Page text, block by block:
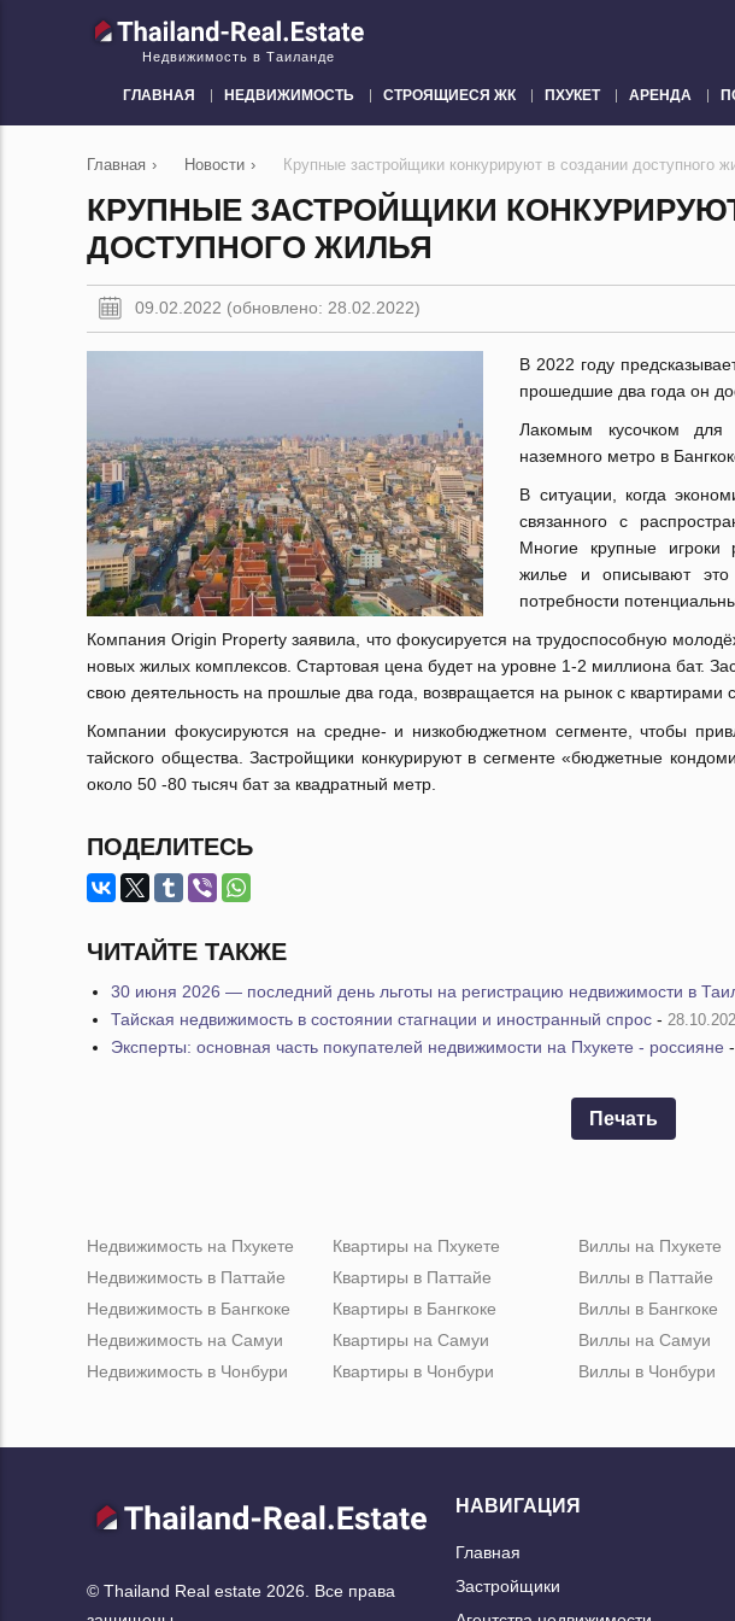
Недвижимость в Таиланде
ГЛАВНАЯ НЕДВИЖИМОСТЬ СТРОЯЩИЕСЯ ЖК ПХУКЕТ АРЕНДА
Главная › Новости › Крупные застройщики конкурируют в создании доступного
КРУПНЫЕ ЗАСТРОЙЩИКИ
ДОСТУПНОГО ЖИЛЬЯ
09.02.2022 (обновлено: 28.02.2022)
В 2022 году
прошедшие два года он
Лакомым кусочком для
наземного метро в
В ситуации, когда
связанного с
Многие крупные игроки
жилье и описывают
потребности
Компания Origin Property заявила, что фокусируется на трудоспособную
новых жилых комплексов. Стартовая цена будет на уровне 1-2 миллиона бат.
свою деятельность на прошлые два года, возвращается на рынок с квартирами
Компании фокусируются на средне- и низкобюджетном сегменте, чтобы
тайского общества. Застройщики конкурируют в сегменте «бюджетные
около 50 -80 тысяч бат за квадратный метр.
ПОДЕЛИТЕСЬ
ЧИТАЙТЕ ТАКЖЕ
30 июня 2026 — последний день льготы на регистрацию недвижимости в
Тайская недвижимость в состоянии стагнации и иностранный спрос -
Эксперты: основная часть покупателей недвижимости на Пхукете - россияне -
Печать
Недвижимость на Пхукете
Недвижимость в Паттайе
Недвижимость в Бангкоке
Недвижимость на Самуи
Недвижимость в Чонбури
Квартиры на Пхукете
Квартиры в Паттайе
Квартиры в Бангкоке
Квартиры на Самуи
Квартиры в Чонбури
Виллы на Пхукете
Виллы в Паттайе
Виллы в Бангкоке
Виллы на Самуи
Виллы в Чонбури
© Thailand Real estate 2026. Все права
НАВИГАЦИЯ
Главная
Застройщики